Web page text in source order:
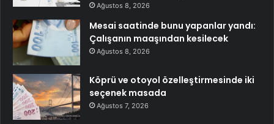
Ağustos 8, 2026
Mesai saatinde bunu yapanlar yandı:
Çalışanın maaşından kesilecek
Ağustos 8, 2026
Köprü ve otoyol özelleştirmesinde iki
seçenek masada
Ağustos 7, 2026